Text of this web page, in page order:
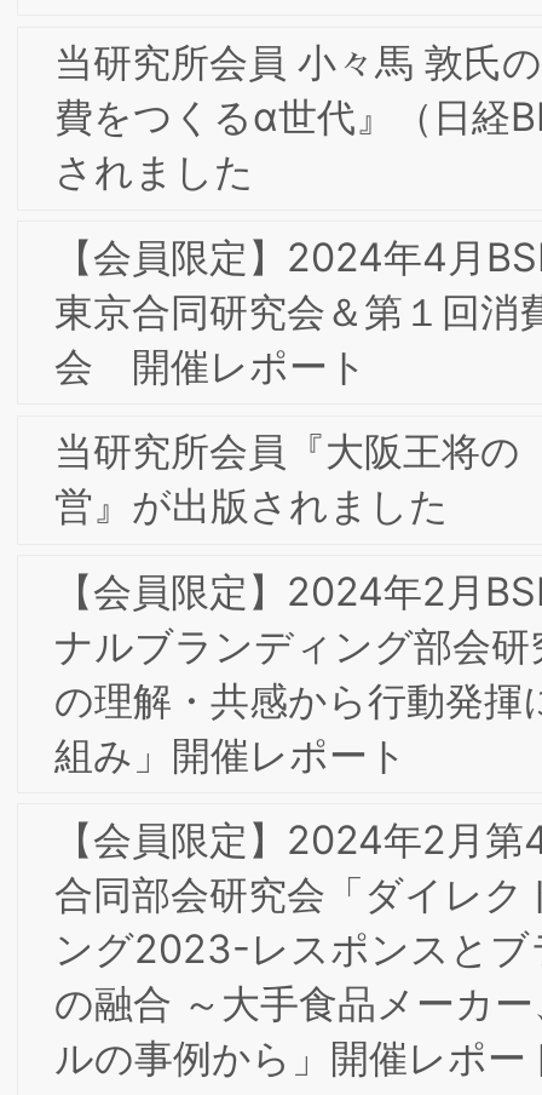
合同部会研究会「食品メーカーのDXの
想と現実・苦悩」開催レポート
【会員限定】2022年11月 東京第21回フ
【会員限定】2022年9月第4回東京/大阪
合同部会研究会「企業における知的財産
活動―ブランディングへの知財貢献」開
催レポート
【会員限定】2022年9月第4回ＢＳＭＩ
東京/大阪合同研究会
報告
【会員限定】2022年7月第3回東京/大阪
合同部会研究会「不二製油におけるブラ
ンディングの取組」開催レポート
【会員限定】2022年6月 東京第20回フ
ォーラム開催レポート
【会員限定】2022年7月第3回ＢＳＭＩ
東京/大阪合同研究会
【会員限定】2022年5月第2回東京/大阪
合同部会研究会「DariKのこれまでとこ
れから」開催レポート